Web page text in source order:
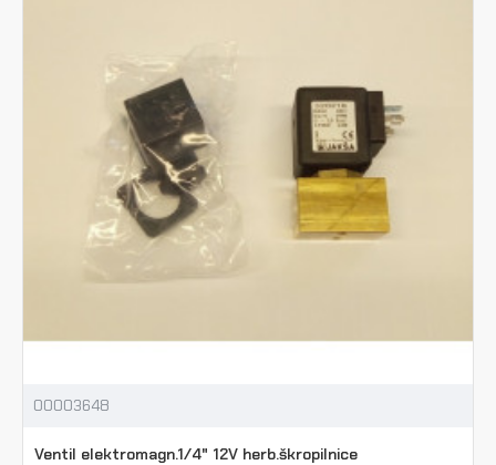
00003648
Ventil elektromagn.1/4" 12V herb.škropilnice